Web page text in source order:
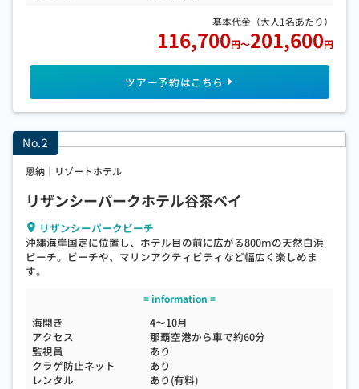
116,700円～201,600円
恩納｜リゾートホテル
リザンシーパークホテル谷茶ベイ
リザンシーパークビーチ
沖縄海岸国定に位置し、ホテル目の前に広がる800ⅿの天然白浜
ビーチ。ビーチや、マリンアクティビティなど幅広く楽しめま
す。
海開き
4～10月
アクセス
那覇空港から車で約60分
監視員
あり
クラゲ防止ネット
あり
レンタル
あり(有料)